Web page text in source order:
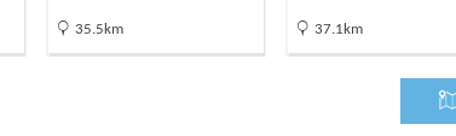
35.5km 37.1km